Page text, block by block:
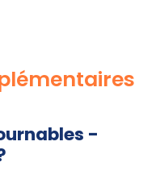
-